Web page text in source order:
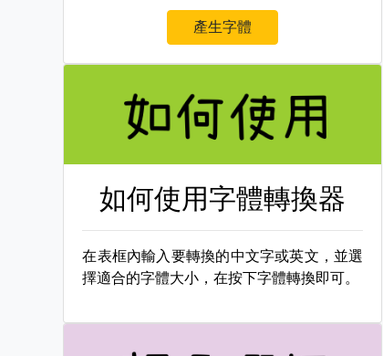
產生字體
如何使用字體轉換器
在表框內輸入要轉換的中文字或英文，並選
擇適合的字體大小，在按下字體轉換即可。